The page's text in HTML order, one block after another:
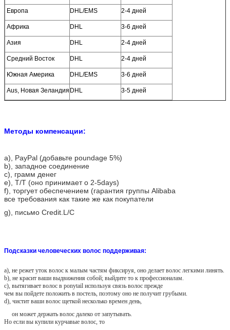
Европа DHL/EMS 2-4 дней
Африка DHL 3-6 дней
Азия DHL 2-4 дней
Средний Восток DHL 2-4 дней
Южная Америка DHL/EMS 3-6 дней
Aus, Новая Зеландия DHL 3-5 дней
Методы компенсации:
a) , PayPal (добавьте poundage 5%)
b), западное соединение
c), грамм денег
e), T/T (оно принимает о 2-5days)
f), торгует обеспечением (гарантия группы Alibaba
все требования как такие же как покупатели
g), письмо Credit.L/C
Подсказки человеческих волос поддерживая:
a), не режет уток волос к малым частям фиксируя, оно делает волос легкими линять.
b), не красит ваши выдвижения собой; выйдите то к профессионалам.
c), вытягивает волос в ponytail используя связь волос прежде
чем вы пойдете положить в постель, поэтому оно не получит грубыми.
d), чистит ваши волос щеткой несколько времен день,
он может держать волос далеко от запутывать.
Но если вы купили курчавые волос, то